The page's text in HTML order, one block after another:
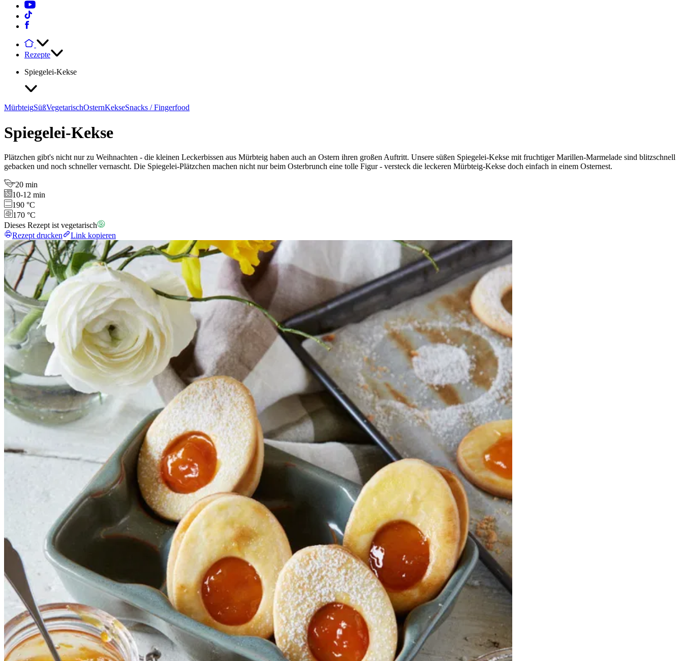
Rezepte
Spiegelei-Kekse
MürbteigSüßVegetarischOsternKekseSnacks / Fingerfood
Spiegelei-Kekse
Plätzchen gibt's nicht nur zu Weihnachten - die kleinen Leckerbissen aus Mürbteig haben auch an Ostern ihren großen Auftritt. Unsere süßen Spiegelei-Kekse mit fruchtiger Marillen-Marmelade sind blitzschnell
gebacken und noch schneller vernascht. Die Spiegelei-Plätzchen machen nicht nur beim Osterbrunch eine tolle Figur - versteck die leckeren Mürbteig-Kekse doch einfach in einem Osternest.
20 min
10-12 min
190 °C
170 °C
Dieses Rezept ist vegetarisch
Rezept drucken
Link kopieren